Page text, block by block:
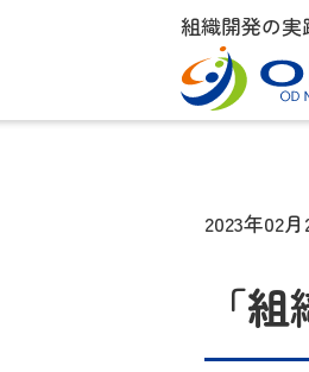
組織開発の実
2023年02
「